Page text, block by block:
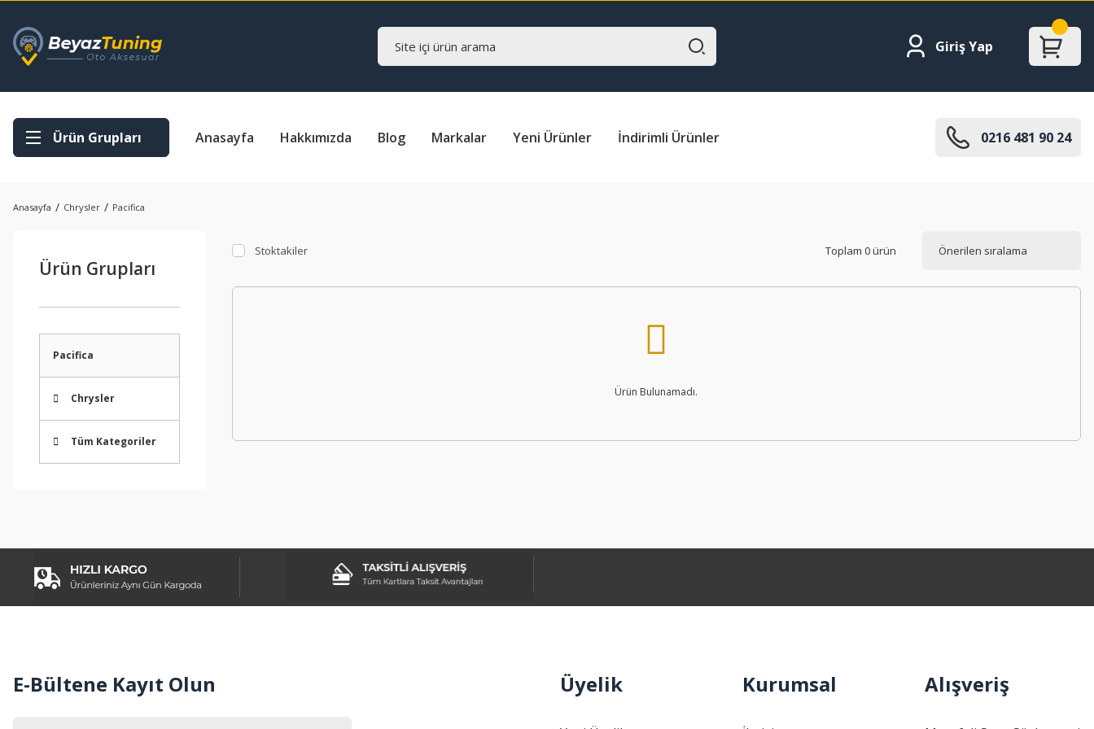
Giriş Yap
Ürün Grupları Anasayfa Hakkımızda Blog Markalar Yeni Ürünler İndirimli Ürünler 0216 481 90 24
Anasayfa Chrysler Pacifica
Ürün Grupları
Pacifica
Chrysler
Tüm Kategoriler
Stoktakiler Toplam 0 ürün
Ürün Bulunamadı.
E-Bültene Kayıt Olun Üyelik Kurumsal Alışveriş